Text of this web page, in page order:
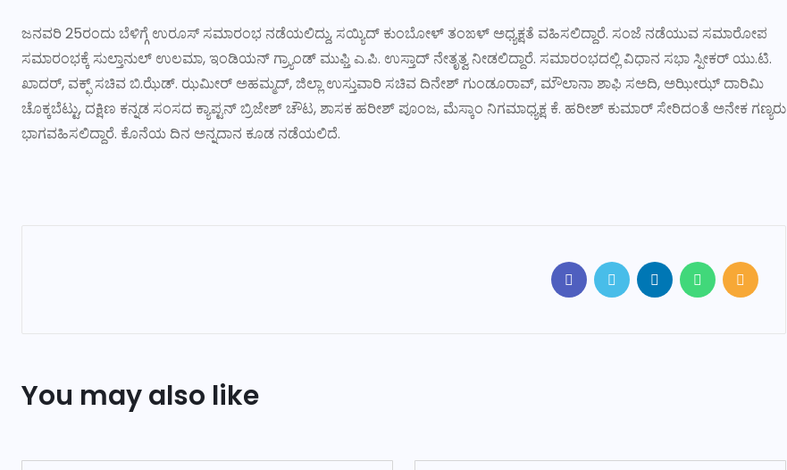
ಜನವರಿ 25ರಂದು ಬೆಳಿಗ್ಗೆ ಉರೂಸ್ ಸಮಾರಂಭ ನಡೆಯಲಿದ್ದು, ಸಯ್ಯಿದ್ ಕುಂಬೋಳ್ ತಂಙಳ್ ಅಧ್ಯಕ್ಷತೆ ವಹಿಸಲಿದ್ದಾರೆ. ಸಂಜೆ ನಡೆಯುವ ಸಮಾರೋಪ
ಸಮಾರಂಭಕ್ಕೆ ಸುಲ್ತಾನುಲ್ ಉಲಮಾ, ಇಂಡಿಯನ್ ಗ್ರ್ಯಾಂಡ್ ಮುಫ್ತಿ ಎ.ಪಿ. ಉಸ್ತಾದ್ ನೇತೃತ್ವ ನೀಡಲಿದ್ದಾರೆ. ಸಮಾರಂಭದಲ್ಲಿ ವಿಧಾನ ಸಭಾ ಸ್ಪೀಕರ್ ಯು.ಟಿ.
ಖಾದರ್, ವಕ್ಫ್ ಸಚಿವ ಬಿ.ಝೆಡ್. ಝಮೀರ್ ಅಹಮ್ಮದ್, ಜಿಲ್ಲಾ ಉಸ್ತುವಾರಿ ಸಚಿವ ದಿನೇಶ್ ಗುಂಡೂರಾವ್, ಮೌಲಾನಾ ಶಾಫಿ ಸಅದಿ, ಅಝೀಝ್ ದಾರಿಮಿ
ಚೊಕ್ಕಬೆಟ್ಟು, ದಕ್ಷಿಣ ಕನ್ನಡ ಸಂಸದ ಕ್ಯಾಪ್ಟನ್ ಬ್ರಿಜೇಶ್ ಚೌಟ, ಶಾಸಕ ಹರೀಶ್ ಪೂಂಜ, ಮೆಸ್ಕಾಂ ನಿಗಮಾಧ್ಯಕ್ಷ ಕೆ. ಹರೀಶ್ ಕುಮಾರ್ ಸೇರಿದಂತೆ ಅನೇಕ ಗಣ್ಯರು
ಭಾಗವಹಿಸಲಿದ್ದಾರೆ. ಕೊನೆಯ ದಿನ ಅನ್ನದಾನ ಕೂಡ ನಡೆಯಲಿದೆ.
You may also like